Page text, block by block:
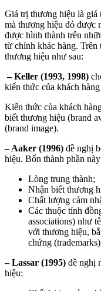
Giá trị thương hiệu là
mà thương hiệu đó được
được hình thành trên
từ chính khác hàng.
thương hiệu như sau:
– Keller (1993, 1998)
kiến thức của khách
Kiến thức của khách
biết thương hiệu (brand
(brand image).
– Aaker (1996) đề nghị
hiệu. Bốn thành phần
Lòng trung thành;
Nhận biết thương
Chất lượng cảm
Các thuộc tính
associations) như
với thương hiệu,
chứng
– Lassar (1995) đề nghị
hiệu: